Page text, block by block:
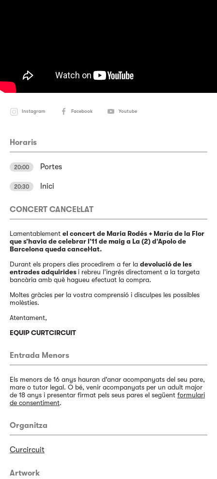
Instagram Facebook Youtube
Horaris
20:00 Portes
20:30 Inici
CONCERT CANCEL·LAT
Lamentablement el concert de Maria Rodés + María de la Flor
que s’havia de celebrar l’11 de maig a La (2) d’Apolo de
Barcelona queda cancel·lat.
Durant els propers dies procedirem a fer la devolució de les
entrades adquiridesi rebreu l’ingrés directament a la targeta
bancària amb què hagueu efectuat la compra.
Moltes gràcies per la vostra comprensió i disculpes les possibles
molèsties.
Atentament,
EQUIP CURTCIRCUIT
Entrada Menors
Els menors de 16 anys hauran d'anar acompanyats del seu pare,
mare o tutor legal. O bé, venir acompanyats per un adult major
de 18 anys i presentar firmat pels seus pares el següent formulari
de consentiment.
Organitza
Curcircuit
Artwork